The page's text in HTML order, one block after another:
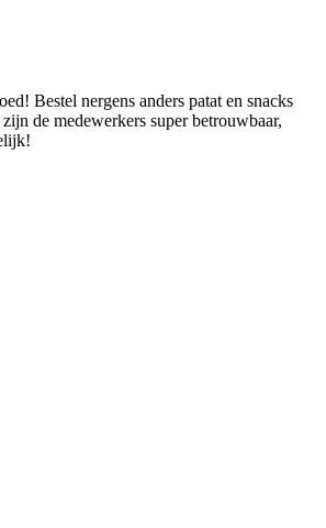
Bestel nergens anders patat en snacks
de medewerkers super betrouwbaar,